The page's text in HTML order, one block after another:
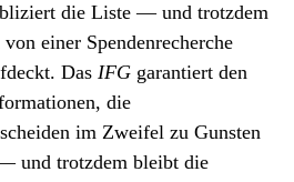
die Liste — und trotzdem
einer Spendenrecherche
Das IFG garantiert den
die
im Zweifel zu Gunsten
und trotzdem bleibt die